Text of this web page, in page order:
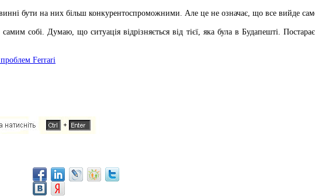
бути на них більш конкурентоспроможними. Але це не означає, що все вийде
собі. Думаю, що ситуація відрізняється від тієї, яка була в Будапешті.
Ferrari